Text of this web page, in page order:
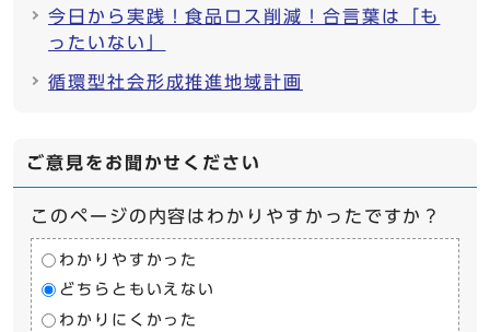
今日から実践！食品ロス削減！合言葉は「も
ったいない」
循環型社会形成推進地域計画
ご意見をお聞かせください
このページの内容はわかりやすかったですか？
わかりやすかった
どちらともいえない
わかりにくかった